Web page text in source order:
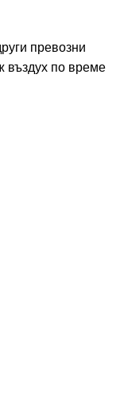
превозни
въздух по време